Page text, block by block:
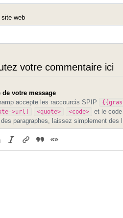
site web
votre commentaire ici
de votre message
accepte les raccourcis SPIP
>url]
<quote> <code> et le code
paragraphes, laissez simplement des